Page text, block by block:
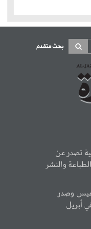
بحث متقدم
تصدر عن
والنشر
وصدر
أبريل